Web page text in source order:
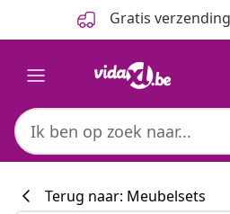
Gratis
Terug naar: Meubelsets